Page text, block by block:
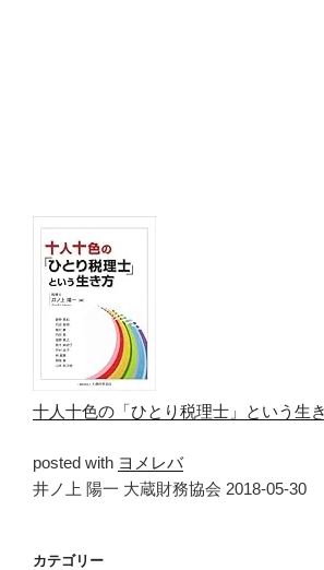
十人十色の「ひとり税理士」という生
posted with ヨメレバ
井ノ上 陽一 大蔵財務協会 2018-05-30
カテゴリー